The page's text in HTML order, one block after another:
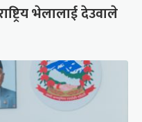
भेलालाई देउवाले